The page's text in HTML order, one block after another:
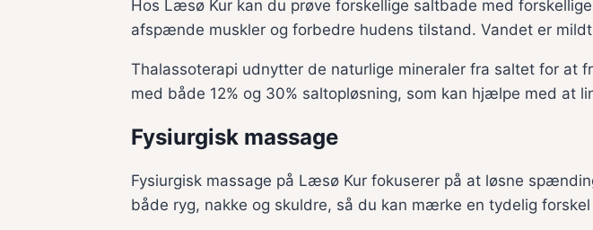
Hos Læsø Kur kan du prøve forskellige saltbade med
afspænde muskler og forbedre hudens tilstand. Vandet er
Thalassoterapi udnytter de naturlige mineraler fra saltet for at
med både 12% og 30% saltopløsning, som kan hjælpe med at
Fysiurgisk massage
Fysiurgisk massage på Læsø Kur fokuserer på at løsne
både ryg, nakke og skuldre, så du kan mærke en tydelig